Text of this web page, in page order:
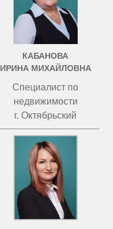
КАБАНОВА
ИРИНА МИХАЙЛОВНА
Специалист по
недвижимости
г. Октябрьский